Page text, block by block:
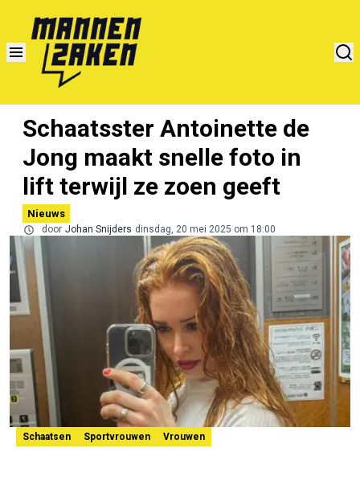
Schaatsster Antoinette de
Jong maakt snelle foto in
lift terwijl ze zoen geeft
Nieuws
door Johan Snijders dinsdag, 20 mei 2025 om 18:00
Schaatsen Sportvrouwen Vrouwen